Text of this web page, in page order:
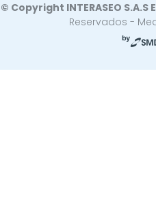
© Copyright INTERASEO S.A.S
Reservados -